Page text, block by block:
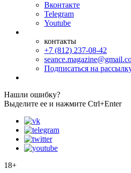
Вконтакте
Telegram
Youtube
контакты
+7 (812) 237-08-42
Подписаться на
Нашли ошибку?
Выделите ее и нажмите Ctrl+Enter
18+